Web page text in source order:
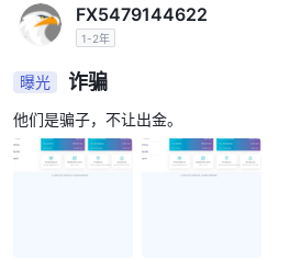
FX5479144622
1-2年
曝光 诈骗
他们是骗子，不让出金。